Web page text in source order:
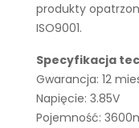
produkty
ISO9001.
Specyfikacja
Gwarancja: 12
Napięcie: 3.85V
Pojemność: